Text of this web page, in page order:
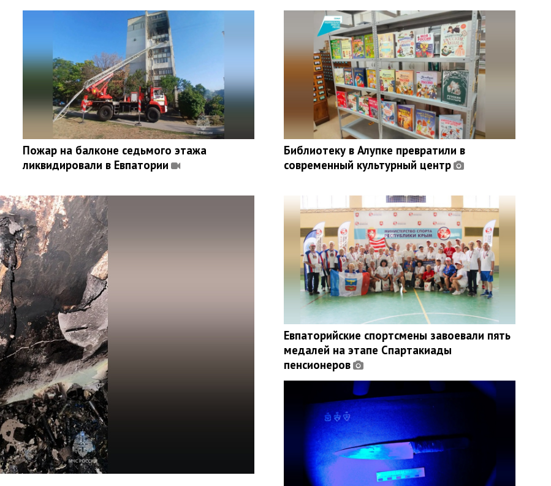
Пожар на балконе седьмого этажа
ликвидировали в Евпатории
Библиотеку в Алупке превратили в
современный культурный центр
Евпаторийские спортсмены завоевали пять
медалей на этапе Спартакиады
пенсионеров